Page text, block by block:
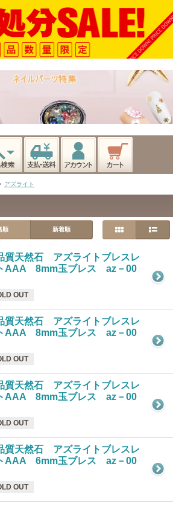
アズライト
順 新着順
質天然石 アズライトブレスレ
AAA 8mm玉ブレス az－00
OUT
質天然石 アズライトブレスレ
AAA 8mm玉ブレス az－00
OUT
質天然石 アズライトブレスレ
AAA 8mm玉ブレス az－00
OUT
質天然石 アズライトブレスレ
AAA 6mm玉ブレス az－00
OUT